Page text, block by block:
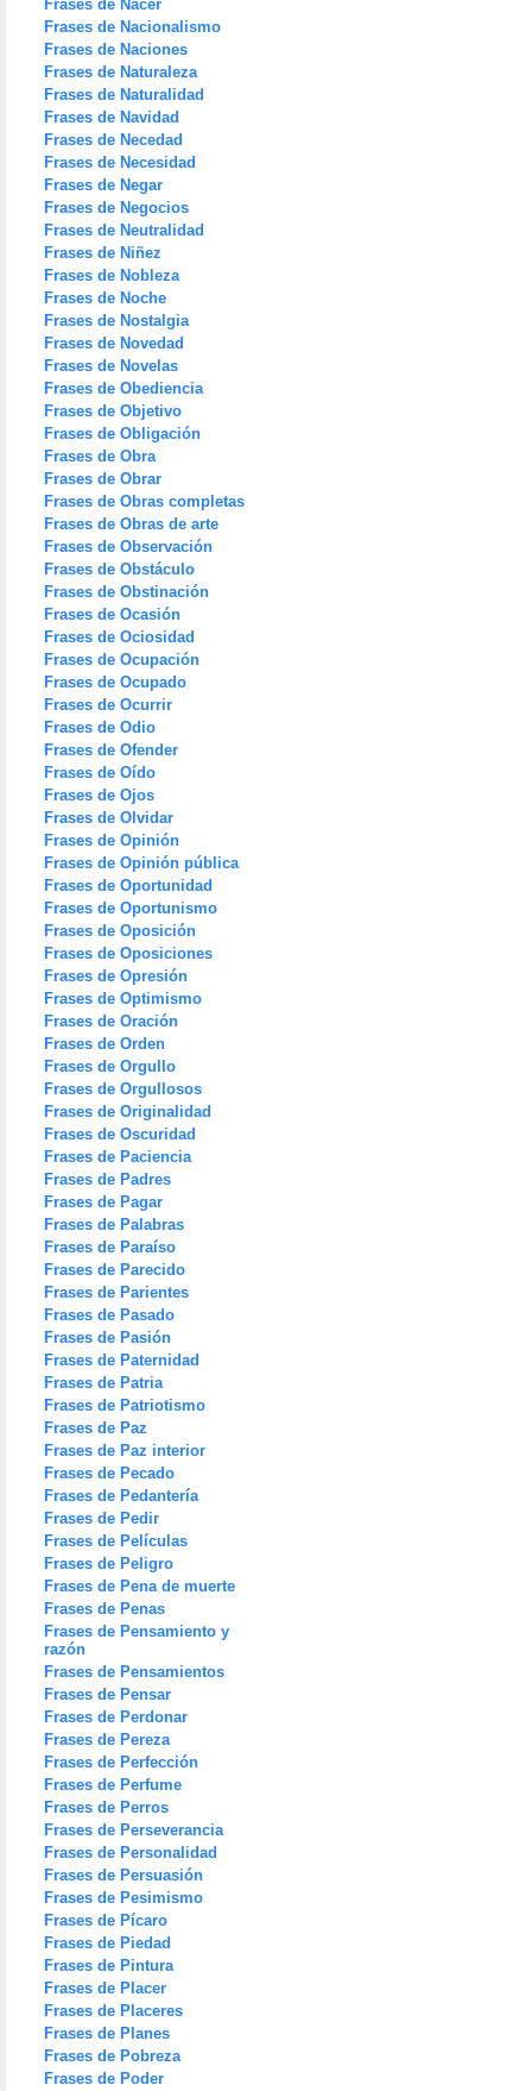
Frases de Nacer
Frases de Nacionalismo
Frases de Naciones
Frases de Naturaleza
Frases de Naturalidad
Frases de Navidad
Frases de Necedad
Frases de Necesidad
Frases de Negar
Frases de Negocios
Frases de Neutralidad
Frases de Niñez
Frases de Nobleza
Frases de Noche
Frases de Nostalgia
Frases de Novedad
Frases de Novelas
Frases de Obediencia
Frases de Objetivo
Frases de Obligación
Frases de Obra
Frases de Obrar
Frases de Obras completas
Frases de Obras de arte
Frases de Observación
Frases de Obstáculo
Frases de Obstinación
Frases de Ocasión
Frases de Ociosidad
Frases de Ocupación
Frases de Ocupado
Frases de Ocurrir
Frases de Odio
Frases de Ofender
Frases de Oído
Frases de Ojos
Frases de Olvidar
Frases de Opinión
Frases de Opinión pública
Frases de Oportunidad
Frases de Oportunismo
Frases de Oposición
Frases de Oposiciones
Frases de Opresión
Frases de Optimismo
Frases de Oración
Frases de Orden
Frases de Orgullo
Frases de Orgullosos
Frases de Originalidad
Frases de Oscuridad
Frases de Paciencia
Frases de Padres
Frases de Pagar
Frases de Palabras
Frases de Paraíso
Frases de Parecido
Frases de Parientes
Frases de Pasado
Frases de Pasión
Frases de Paternidad
Frases de Patria
Frases de Patriotismo
Frases de Paz
Frases de Paz interior
Frases de Pecado
Frases de Pedantería
Frases de Pedir
Frases de Películas
Frases de Peligro
Frases de Pena de muerte
Frases de Penas
Frases de Pensamiento y
razón
Frases de Pensamientos
Frases de Pensar
Frases de Perdonar
Frases de Pereza
Frases de Perfección
Frases de Perfume
Frases de Perros
Frases de Perseverancia
Frases de Personalidad
Frases de Persuasión
Frases de Pesimismo
Frases de Pícaro
Frases de Piedad
Frases de Pintura
Frases de Placer
Frases de Placeres
Frases de Planes
Frases de Pobreza
Frases de Poder